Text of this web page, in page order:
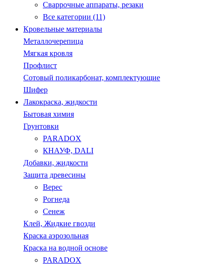
Сваррочные аппараты, резаки
Все категории (11)
Кровельные материалы
Металлочерепица
Мягкая кровля
Профлист
Сотовый поликарбонат, комплектующие
Шифер
Лакокраска, жидкости
Бытовая химия
Грунтовки
PARADOX
КНАУФ, DALI
Добавки, жидкости
Защита древесины
Верес
Рогнеда
Сенеж
Клей, Жидкие гвозди
Краска аэрозольная
Краска на водной основе
PARADOX